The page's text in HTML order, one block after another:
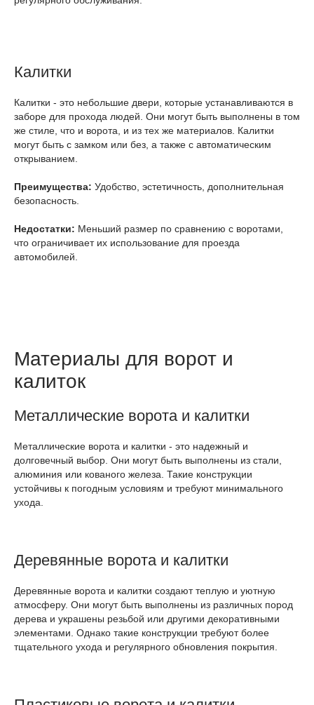
Калитки
Калитки - это небольшие двери, которые устанавливаются в
заборе для прохода людей. Они могут быть выполнены в том
же стиле, что и ворота, и из тех же материалов. Калитки
могут быть с замком или без, а также с автоматическим
открыванием.
Преимущества: Удобство, эстетичность, дополнительная
безопасность.
Недостатки: Меньший размер по сравнению с воротами,
что ограничивает их использование для проезда
автомобилей.
Материалы для ворот и
калиток
Металлические ворота и калитки
Металлические ворота и калитки - это надежный и
долговечный выбор. Они могут быть выполнены из стали,
алюминия или кованого железа. Такие конструкции
устойчивы к погодным условиям и требуют минимального
ухода.
Деревянные ворота и калитки
Деревянные ворота и калитки создают теплую и уютную
атмосферу. Они могут быть выполнены из различных пород
дерева и украшены резьбой или другими декоративными
элементами. Однако такие конструкции требуют более
тщательного ухода и регулярного обновления покрытия.